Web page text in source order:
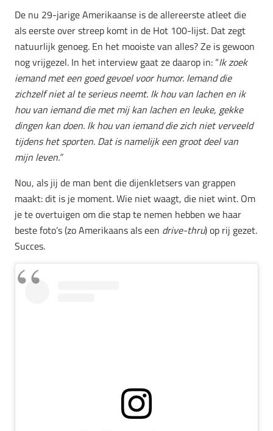
De nu 29-jarige Amerikaanse is de allereerste atleet die
als eerste over streep komt in de Hot 100-lijst. Dat zegt
natuurlijk genoeg. En het mooiste van alles? Ze is gewoon
nog vrijgezel. In het interview gaat ze daarop in: “Ik zoek
iemand met een goed gevoel voor humor. Iemand die
zichzelf niet al te serieus neemt. Ik hou van lachen en ik
hou van iemand die met mij kan lachen en leuke, gekke
dingen kan doen. Ik hou van iemand die zich niet verveeld
tijdens het sporten. Dat is namelijk een groot deel van
mijn leven.”
Nou, als jij de man bent die dijenkletsers van grappen
maakt: dit is je moment. Wie niet waagt, die niet wint. Om
je te overtuigen om die stap te nemen hebben we haar
beste foto’s (zo Amerikaans als een drive-thru) op rij gezet.
Succes.